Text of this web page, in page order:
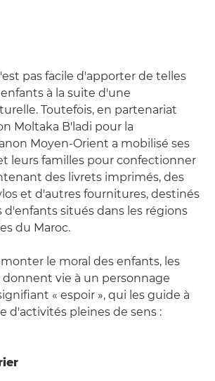
pas facile d'apporter de telles
à la suite d'une
Toutefois, en partenariat
Moltaka B'ladi pour la
Moyen-Orient a mobilisé ses
leurs familles pour confectionner
des livrets imprimés, des
et d'autres fournitures, destinés
d'enfants situés dans les régions
du Maroc.
le moral des enfants, les
donnent vie à un personnage
« espoir », qui les guide à
d'activités pleines de sens :